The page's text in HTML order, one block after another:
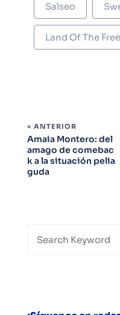
Salseo
Land Of The Free
< ANTERIOR
Amaia Montero: del
amago de comebac
k a la situación pelia
guda